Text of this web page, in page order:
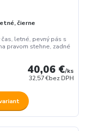
čierne
letné, pevný pás s
pravom stehne, zadné
40,06 €/ks
32,57 €bez DPH